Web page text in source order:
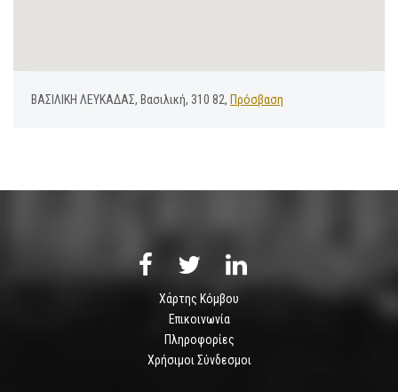
ΒΑΣΙΛΙΚΗ ΛΕΥΚΑΔΑΣ, Βασιλική, 310 82, Πρόσβαση
Χάρτης Κόμβου
Επικοινωνία
Πληροφορίες
Χρήσιμοι Σύνδεσμοι